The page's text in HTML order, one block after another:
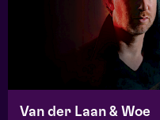
Van der Laan & Woe